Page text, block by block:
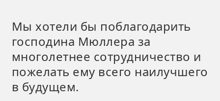
Мы хотели бы поблагодарить
господина Мюллера за
многолетнее сотрудничество и
пожелать ему всего наилучшего
в будущем.